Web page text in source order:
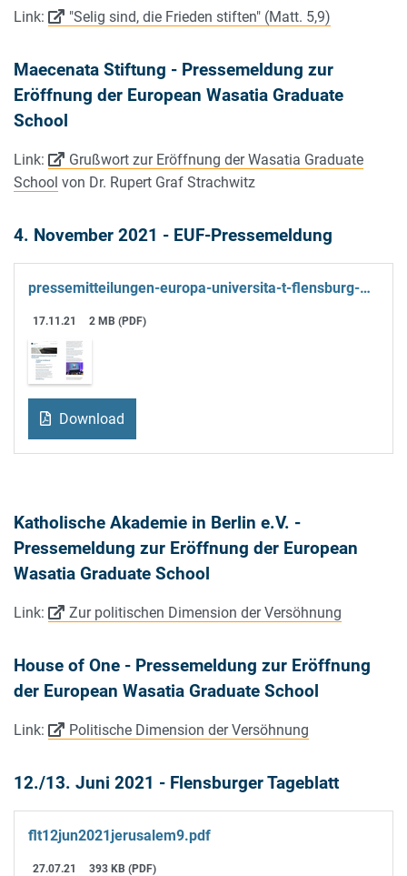
Link: "Selig sind, die Frieden stiften" (Matt. 5,9)
Maecenata Stiftung - Pressemeldung zur
Eröffnung der European Wasatia Graduate
School
Link:
Grußwort zur Eröffnung der Wasatia Graduate
School von Dr. Rupert Graf Strachwitz
4. November 2021 - EUF-Pressemeldung
pressemitteilungen-europa-universita-t-flensburg-euf-kopie.pdf
17.11.21 2 MB (PDF)
Download
Katholische Akademie in Berlin e.V. -
Pressemeldung zur Eröffnung der European
Wasatia Graduate School
Link: Zur politischen Dimension der Versöhnung
House of One - Pressemeldung zur Eröffnung
der European Wasatia Graduate School
Link: Politische Dimension der Versöhnung
12./13. Juni 2021 - Flensburger Tageblatt
flt12jun2021jerusalem9.pdf
27.07.21 393 KB (PDF)